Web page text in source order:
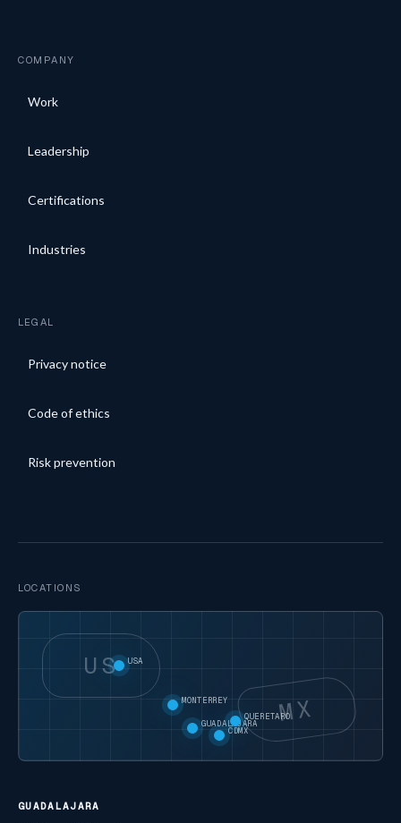
COMPANY
Work
Leadership
Certifications
Industries
LEGAL
Privacy notice
Code of ethics
Risk prevention
LOCATIONS
US
MX
USA
MONTERREY
GUADALAJARA
CDMX
QUERETARO
GUADALAJARA